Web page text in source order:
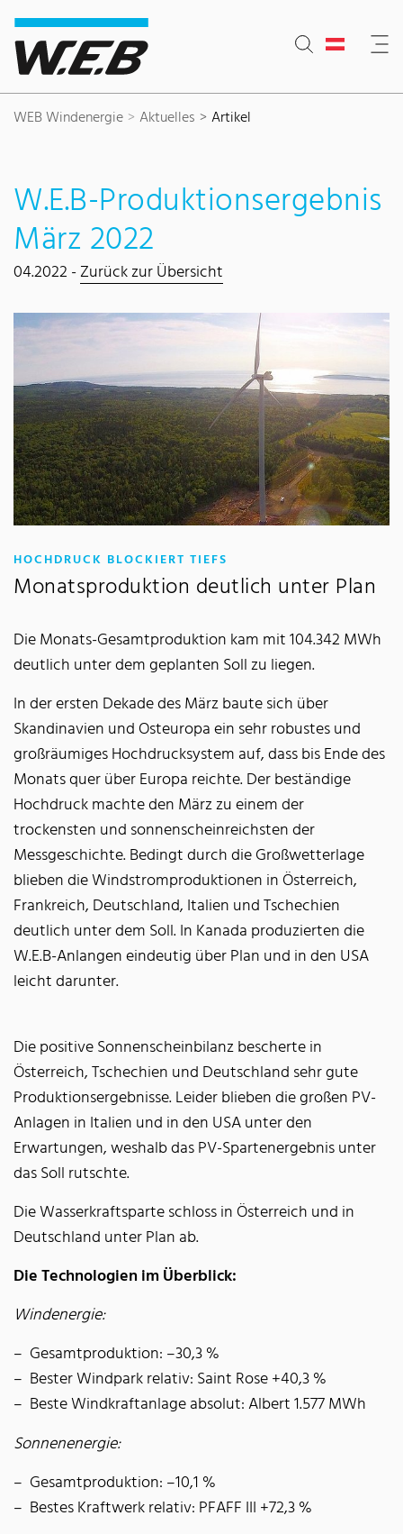
Inhaltsbereich
Suche
Hauptnavigation
Kontakt
Footer
WEB Windenergie Aktuelles Artikel
W.E.B-Produktionsergebnis
März 2022
04.2022 -Zurück zur Übersicht
HOCHDRUCK BLOCKIERT TIEFS
Monatsproduktion deutlich unter Plan
Die Monats-Gesamtproduktion kam mit 104.342 MWh
deutlich unter dem geplanten Soll zu liegen.
In der ersten Dekade des März baute sich über
Skandinavien und Osteuropa ein sehr robustes und
großräumiges Hochdrucksystem auf, dass bis Ende des
Monats quer über Europa reichte. Der beständige
Hochdruck machte den März zu einem der
trockensten und sonnenscheinreichsten der
Messgeschichte. Bedingt durch die Großwetterlage
blieben die Windstromproduktionen in Österreich,
Frankreich, Deutschland, Italien und Tschechien
deutlich unter dem Soll. In Kanada produzierten die
W.E.B-Anlangen eindeutig über Plan und in den USA
leicht darunter.
Die positive Sonnenscheinbilanz bescherte in
Österreich, Tschechien und Deutschland sehr gute
Produktionsergebnisse. Leider blieben die großen PV-
Anlagen in Italien und in den USA unter den
Erwartungen, weshalb das PV-Spartenergebnis unter
das Soll rutschte.
Die Wasserkraftsparte schloss in Österreich und in
Deutschland unter Plan ab.
Die Technologien im Überblick:
Windenergie:
Gesamtproduktion: –30,3 %
Bester Windpark relativ: Saint Rose +40,3 %
Beste Windkraftanlage absolut: Albert 1.577 MWh
Sonnenenergie:
Gesamtproduktion: –10,1 %
Bestes Kraftwerk relativ: PFAFF III +72,3 %